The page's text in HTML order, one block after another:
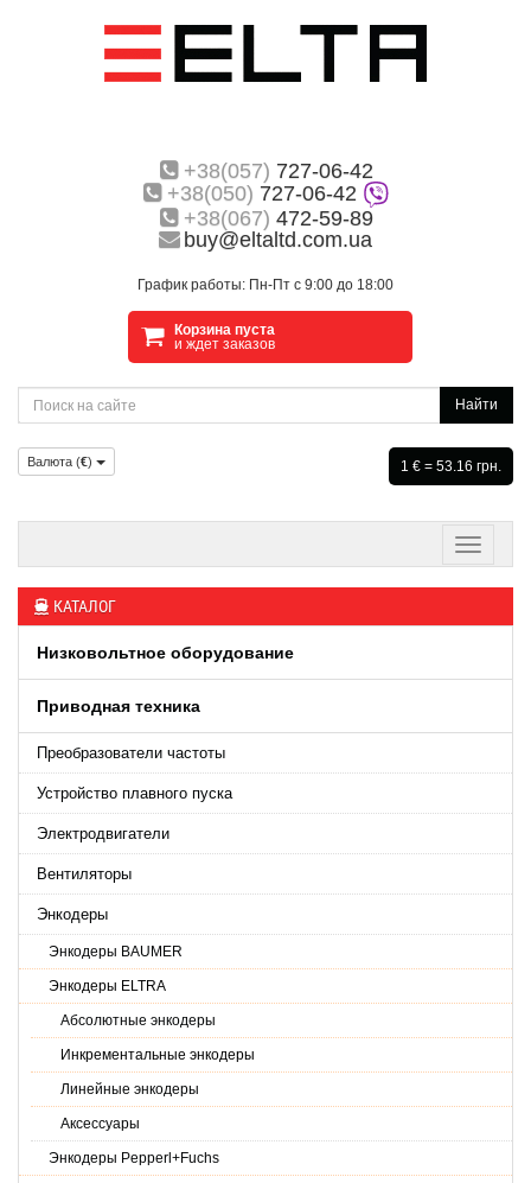
+38(057) 727-06-42
+38(050) 727-06-42
+38(067) 472-59-89
buy@eltaltd.com.ua
График работы: Пн-Пт с 9:00 до 18:00
Корзина пуста
и ждет заказов
Найти
Валюта (€) 1 € = 53.16 грн.
КАТАЛОГ
Низковольтное оборудование
Приводная техника
Преобразователи частоты
Устройство плавного пуска
Электродвигатели
Вентиляторы
Энкодеры
Энкодеры BAUMER
Энкодеры ELTRA
Абсолютные энкодеры
Инкрементальные энкодеры
Линейные энкодеры
Аксессуары
Энкодеры Pepperl+Fuchs